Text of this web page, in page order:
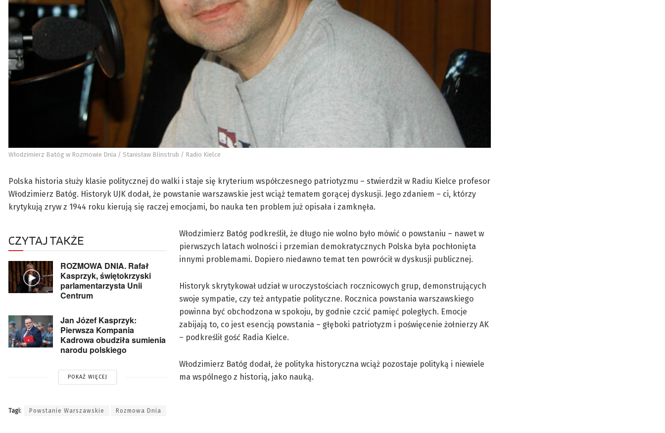
Włodzimierz Batóg w Rozmowie Dnia / Stanisław Blinstrub / Radio Kielce
Polska historia służy klasie politycznej do walki i staje się kryterium współczesnego patriotyzmu – stwierdził w Radiu Kielce profesor
Włodzimierz Batóg. Historyk UJK dodał, że powstanie warszawskie jest wciąż tematem gorącej dyskusji. Jego zdaniem – ci, którzy
krytykują zryw z 1944 roku kierują się raczej emocjami, bo nauka ten problem już opisała i zamknęła.
CZYTAJ TAKŻE
ROZMOWA DNIA. Rafał
Kasprzyk, świętokrzyski
parlamentarzysta Unii
Centrum
Jan Józef Kasprzyk:
Pierwsza Kompania
Kadrowa obudziła sumienia
narodu polskiego
POKAŻ WIĘCEJ
Włodzimierz Batóg podkreślił, że długo nie wolno było mówić o powstaniu – nawet w
pierwszych latach wolności i przemian demokratycznych Polska była pochłonięta
innymi problemami. Dopiero niedawno temat ten powrócił w dyskusji publicznej.
Historyk skrytykował udział w uroczystościach rocznicowych grup, demonstrujących
swoje sympatie, czy też antypatie polityczne. Rocznica powstania warszawskiego
powinna być obchodzona w spokoju, by godnie czcić pamięć poległych. Emocje
zabijają to, co jest esencją powstania – głęboki patriotyzm i poświęcenie żołnierzy AK
– podkreślił gość Radia Kielce.
Włodzimierz Batóg dodał, że polityka historyczna wciąż pozostaje polityką i niewiele
ma wspólnego z historią, jako nauką.
Tagi: Powstanie Warszawskie Rozmowa Dnia